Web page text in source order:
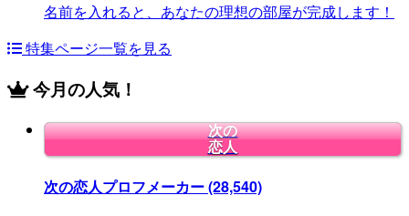
名前を入れると、あなたの理想の部屋が完成します！
特集ページ一覧を見る
今月の人気！
次の
恋人
次の恋人プロフメーカー(28,540)